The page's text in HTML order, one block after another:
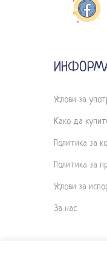
Услови за
Како да
Политика за
Политика за
Услови за
За нас